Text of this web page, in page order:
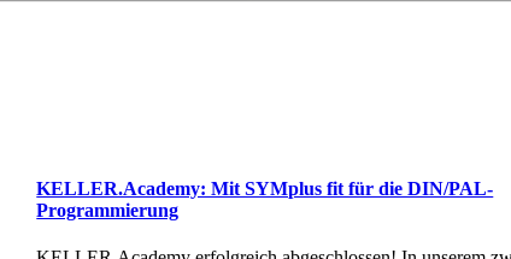
KELLER.Academy: Mit SYMplus fit für die DIN/PAL-
Programmierung